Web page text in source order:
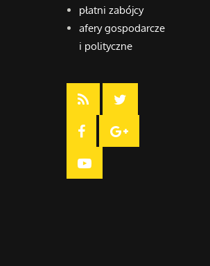
płatni zabójcy
afery gospodarcze
i polityczne